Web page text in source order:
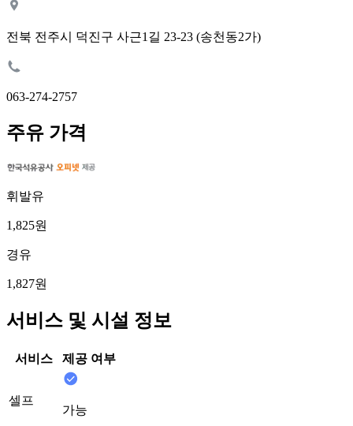
전북 전주시 덕진구 사근1길 23-23 (송천동2가)
063-274-2757
주유 가격
휘발유
1,825원
경유
1,827원
서비스 및 시설 정보
서비스 제공 여부
셀프
가능